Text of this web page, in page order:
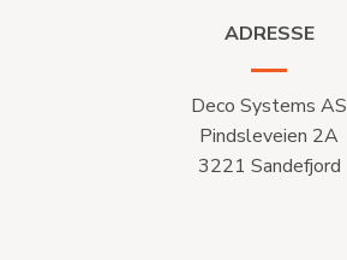
ADRESSE
Deco Systems AS
Pindsleveien 2A
3221 Sandefjord